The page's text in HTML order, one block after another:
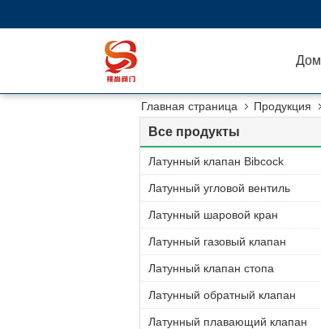
Дом
Главная страница Продукция
Все продукты
Латунный клапан Bibcock
Латунный угловой вентиль
Латунный шаровой кран
Латунный газовый клапан
Латунный клапан стопа
Латунный обратный клапан
Латунный плавающий клапан